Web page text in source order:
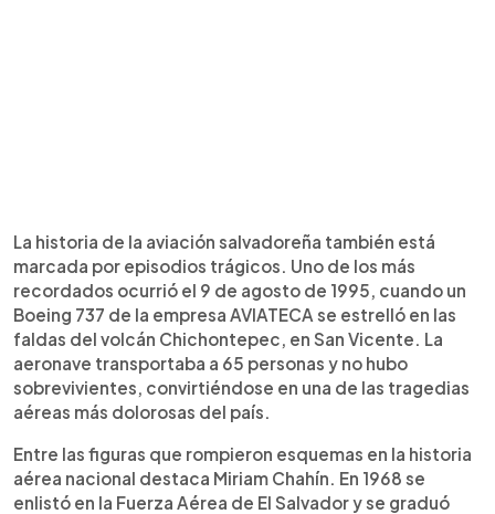
La historia de la aviación salvadoreña también está
marcada por episodios trágicos. Uno de los más
recordados ocurrió el 9 de agosto de 1995, cuando un
Boeing 737 de la empresa AVIATECA se estrelló en las
faldas del volcán Chichontepec, en San Vicente. La
aeronave transportaba a 65 personas y no hubo
sobrevivientes, convirtiéndose en una de las tragedias
aéreas más dolorosas del país.
Entre las figuras que rompieron esquemas en la historia
aérea nacional destaca Miriam Chahín. En 1968 se
enlistó en la Fuerza Aérea de El Salvador y se graduó